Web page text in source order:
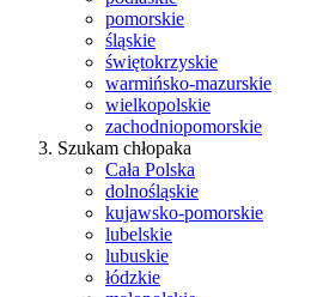
pomorskie
śląskie
świętokrzyskie
warmińsko-mazurskie
wielkopolskie
zachodniopomorskie
Szukam chłopaka
Cała Polska
dolnośląskie
kujawsko-pomorskie
lubelskie
lubuskie
łódzkie